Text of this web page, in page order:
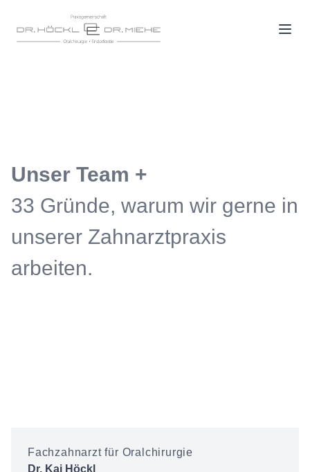
Unser Team +
33 Gründe, warum wir gerne in
unserer Zahnarztpraxis
arbeiten.
Fachzahnarzt für Oralchirurgie
Dr. Kai Höckl